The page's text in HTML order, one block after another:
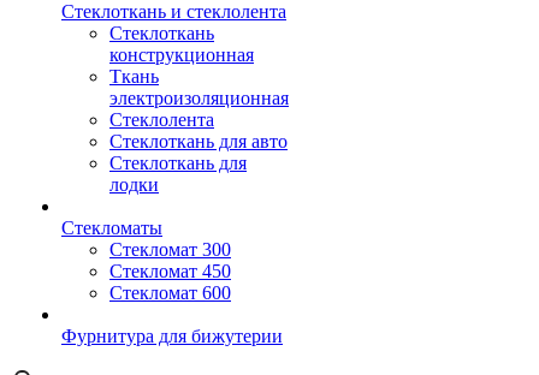
Стеклоткань и стеклолента
Стеклоткань
конструкционная
Ткань
электроизоляционная
Стеклолента
Стеклоткань для авто
Стеклоткань для
лодки
Стекломаты
Стекломат 300
Стекломат 450
Стекломат 600
Фурнитура для бижутерии